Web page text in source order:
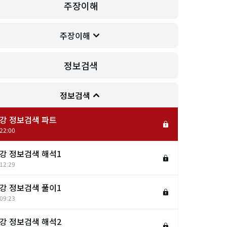
주장이해
주장이해
정보검색
정보검색
정보검색 파트
22:00
정보검색 해석1
12:29
정보검색 풀이1
09:23
정보검색 해석2